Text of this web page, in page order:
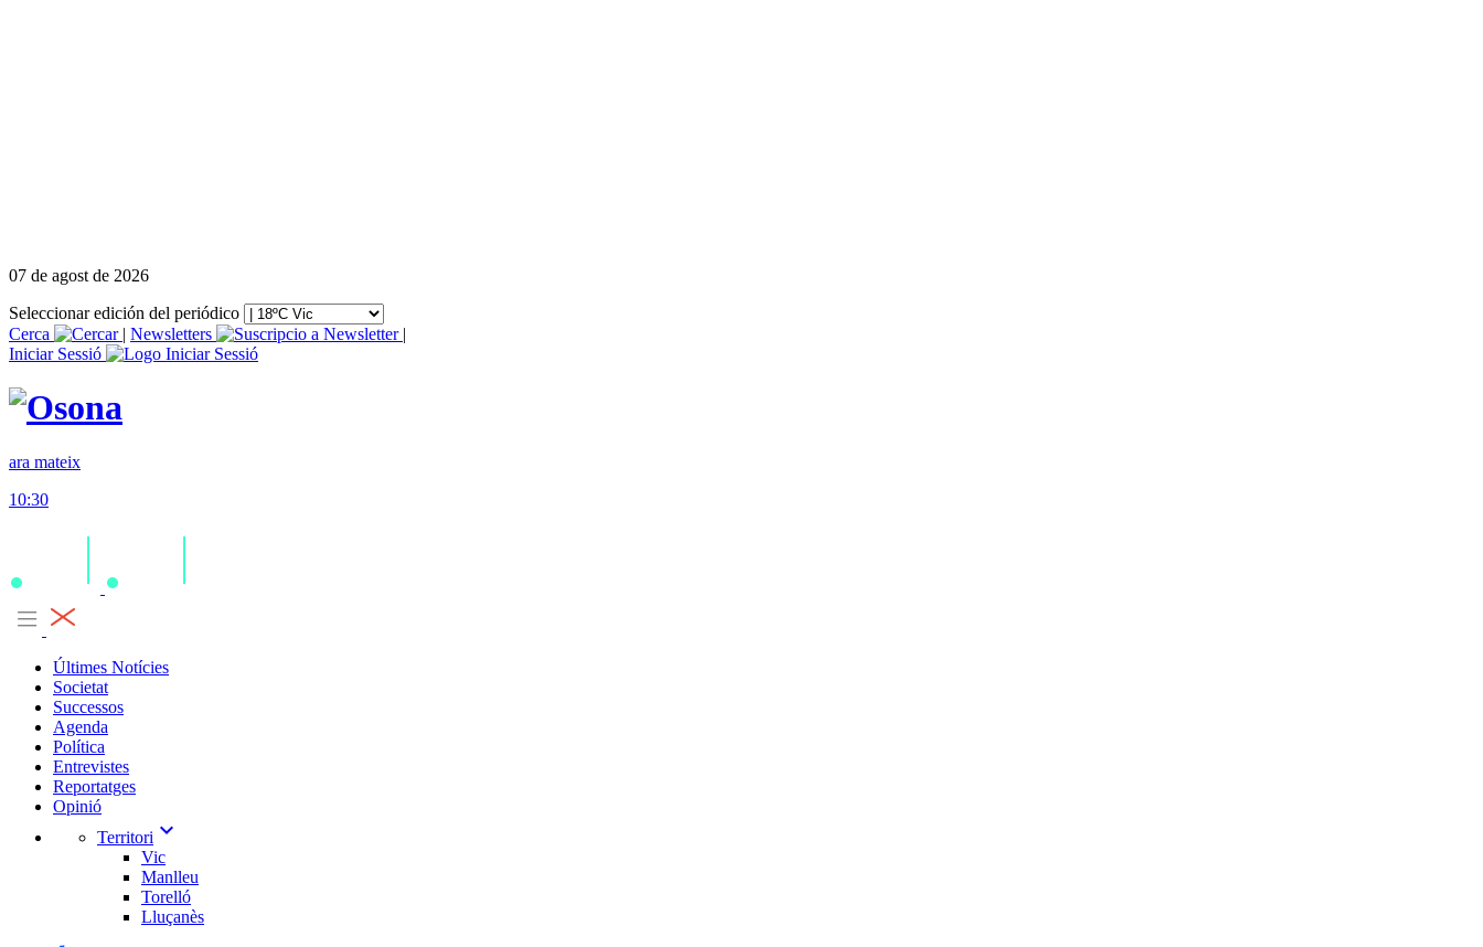
07 de agost de 2026
Seleccionar edición del periódico
Cerca
| Newsletters
|
Iniciar Sessió
ara mateix
10:30
Últimes Notícies
Societat
Successos
Agenda
Política
Entrevistes
Reportatges
Opinió
Territori expand_more
Vic
Manlleu
Torelló
Lluçanès